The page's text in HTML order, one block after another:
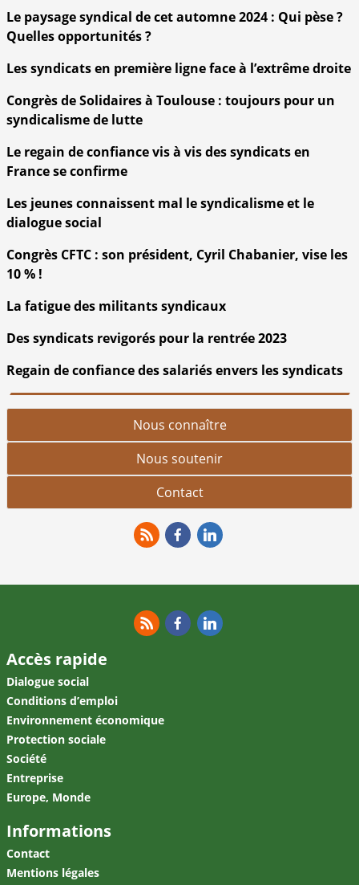
Le paysage syndical de cet automne 2024 : Qui pèse ?
Quelles opportunités ?
Les syndicats en première ligne face à l’extrême droite
Congrès de Solidaires à Toulouse : toujours pour un
syndicalisme de lutte
Le regain de confiance vis à vis des syndicats en
France se confirme
Les jeunes connaissent mal le syndicalisme et le
dialogue social
Congrès CFTC : son président, Cyril Chabanier, vise les
10 % !
La fatigue des militants syndicaux
Des syndicats revigorés pour la rentrée 2023
Regain de confiance des salariés envers les syndicats
Nous connaître
Nous soutenir
Contact
Accès rapide
Dialogue social
Conditions d’emploi
Environnement économique
Protection sociale
Société
Entreprise
Europe, Monde
Informations
Contact
Mentions légales